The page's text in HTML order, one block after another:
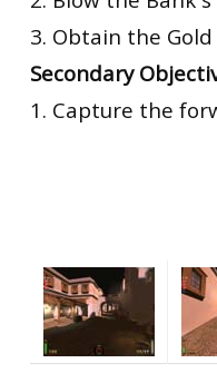
3. Obtain the
Secondary
1. Capture the